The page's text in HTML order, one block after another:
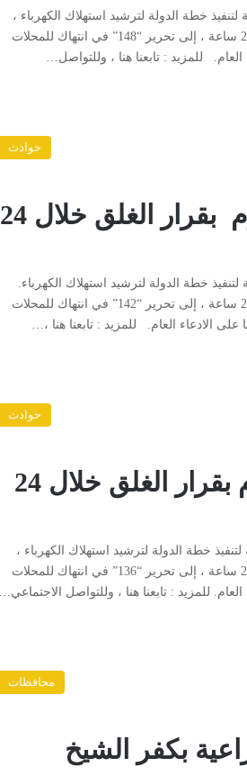
خطة الدولة لترشيد استهلاك الكهرباء ،
أسفرت جهود وزارة الوكالات الداخلية على مستوى الجمهورية ، في غضون 24 ساعة ، إلى تحرير “148” في انتهاك للمحلات
العام. للمزيد : تابعنا هنا ، وللتواصل…
حوادث
تحرير (142) مخالفة لمحلات لم تلتزم بقرار الغلق خلال 24
خطة الدولة لترشيد استهلاك الكهرباء.
أسفرت جهود وزارة الوكالات الداخلية على مستوى الجمهورية ، في غضون 24 ساعة ، إلى تحرير “142” في انتهاك للمحلات
على الادعاء العام. للمزيد : تابعنا هنا ،…
حوادث
تحرير (136) مخالفة لمحلات لم تلتزم بقرار الغلق خلال 24
خطة الدولة لترشيد استهلاك الكهرباء ،
أسفرت جهود وزارة الوكالات الداخلية على مستوى الجمهورية ، في غضون 24 ساعة ، إلى تحرير “136” في انتهاك للمحلات
للمزيد : تابعنا هنا ، وللتواصل الاجتماعي…
محافظات
بكفر الشيخ